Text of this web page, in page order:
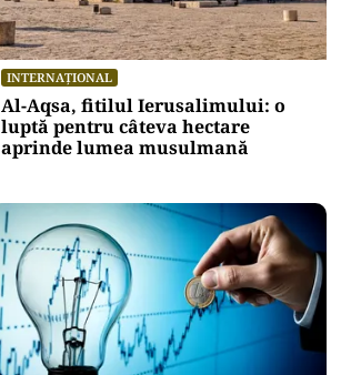
INTERNAȚIONAL
Al-Aqsa, fitilul Ierusalimului: o
luptă pentru câteva hectare
aprinde lumea musulmană